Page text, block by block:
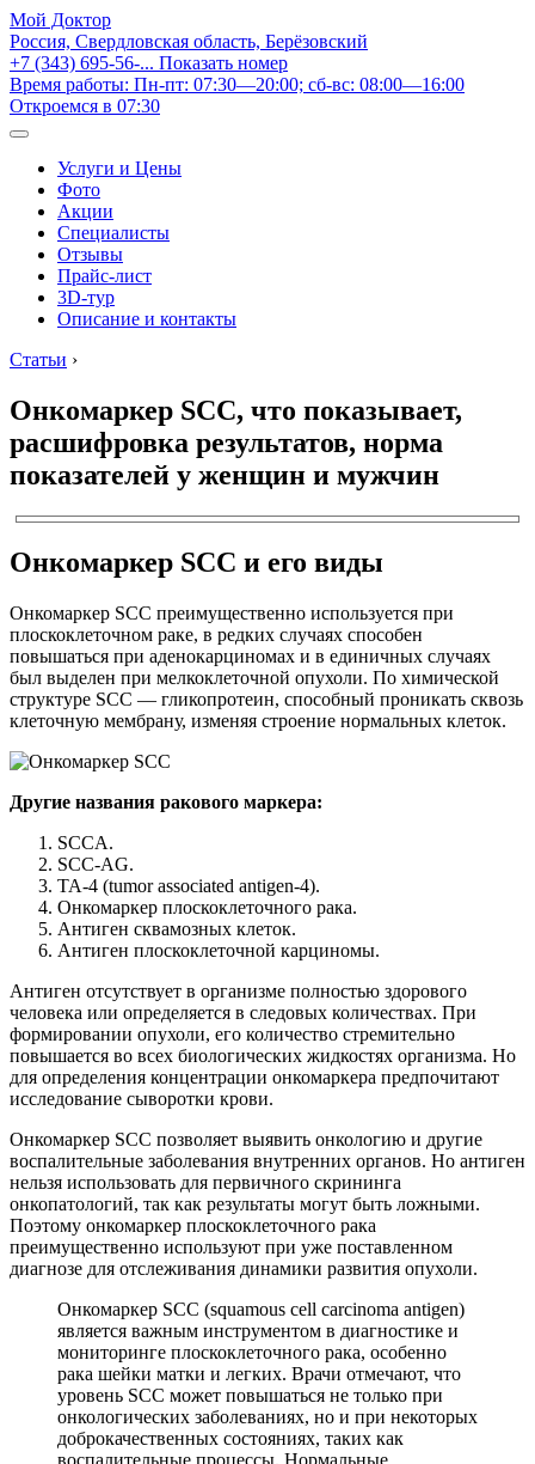
Мой Доктор
Россия, Свердловская область, Берёзовский
+7 (343) 695-56-... Показать номер
Время работы: Пн-пт: 07:30—20:00; сб-вс: 08:00—16:00
Откроемся в 07:30
Услуги и Цены
Фото
Акции
Специалисты
Отзывы
Прайс-лист
3D-тур
Описание и контакты
Статьи ›
Онкомаркер SCC, что показывает,
расшифровка результатов, норма
показателей у женщин и мужчин
Онкомаркер SCC и его виды
Онкомаркер SCC преимущественно используется при
плоскоклеточном раке, в редких случаях способен
повышаться при аденокарциномах и в единичных случаях
был выделен при мелкоклеточной опухоли. По химической
структуре SCC — гликопротеин, способный проникать сквозь
клеточную мембрану, изменяя строение нормальных клеток.
Другие названия ракового маркера:
SCCA.
SCC-AG.
TA-4 (tumor associated antigen-4).
Онкомаркер плоскоклеточного рака.
Антиген сквамозных клеток.
Антиген плоскоклеточной карциномы.
Антиген отсутствует в организме полностью здорового
человека или определяется в следовых количествах. При
формировании опухоли, его количество стремительно
повышается во всех биологических жидкостях организма. Но
для определения концентрации онкомаркера предпочитают
исследование сыворотки крови.
Онкомаркер SCC позволяет выявить онкологию и другие
воспалительные заболевания внутренних органов. Но антиген
нельзя использовать для первичного скрининга
онкопатологий, так как результаты могут быть ложными.
Поэтому онкомаркер плоскоклеточного рака
преимущественно используют при уже поставленном
диагнозе для отслеживания динамики развития опухоли.
Онкомаркер SCC (squamous cell carcinoma antigen)
является важным инструментом в диагностике и
мониторинге плоскоклеточного рака, особенно
рака шейки матки и легких. Врачи отмечают, что
уровень SCC может повышаться не только при
онкологических заболеваниях, но и при некоторых
доброкачественных состояниях, таких как
воспалительные процессы. Нормальные